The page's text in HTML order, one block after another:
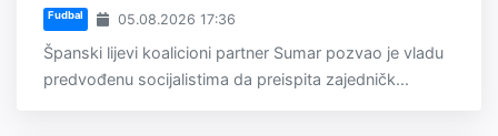
Fudbal 05.08.2026 17:36
Španski lijevi koalicioni partner Sumar pozvao je vladu
predvođenu socijalistima da preispita zajedničk...